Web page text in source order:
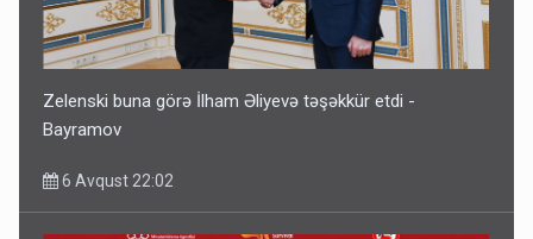
Zelenski buna görə İlham Əliyevə təşəkkür etdi -
Bayramov
6 Avqust 22:02